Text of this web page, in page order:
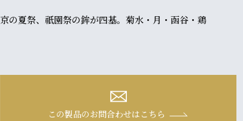
京の夏祭、祇園祭の鉾が四基。菊水・月・函谷・鶏
この製品のお問合わせはこちら